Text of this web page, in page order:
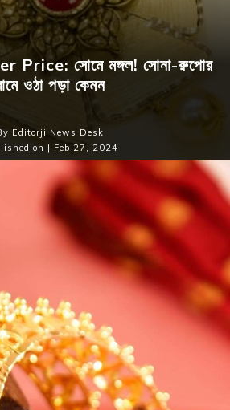
সোমে মঙ্গল! সোনা-রুপোর
ওঠা পড়া কেমন
Editorji News Desk
on | Feb 27, 2024